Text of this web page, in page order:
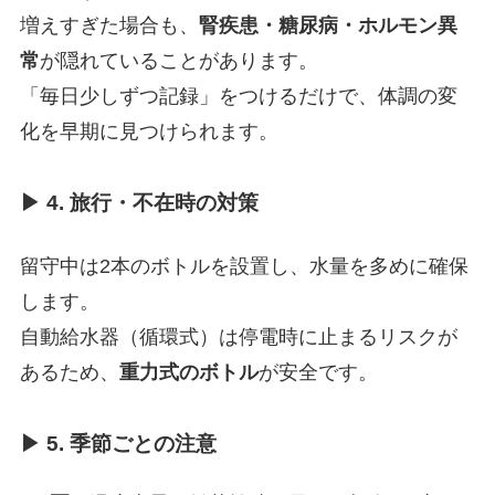
増えすぎた場合も、 腎疾患・糖尿病・ホルモン異
常が隠れていることがあります。
「毎日少しずつ記録」をつけるだけで、体調の変
化を早期に見つけられます。
▶ 4. 旅行・不在時の対策
留守中は2本のボトルを設置し、水量を多めに確保
します。
自動給水器（循環式）は停電時に止まるリスクが
あるため、 重力式のボトルが安全です。
▶ 5. 季節ごとの注意